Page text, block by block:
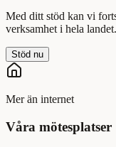
Med ditt stöd kan vi
verksamhet i hela landet.
Stöd nu
Mer än internet
Våra mötesplatser